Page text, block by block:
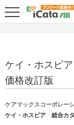
ケイ・ホスピ
価格改訂版
ケアマックスコーポレー
ケイ・ホスピア 総合カ